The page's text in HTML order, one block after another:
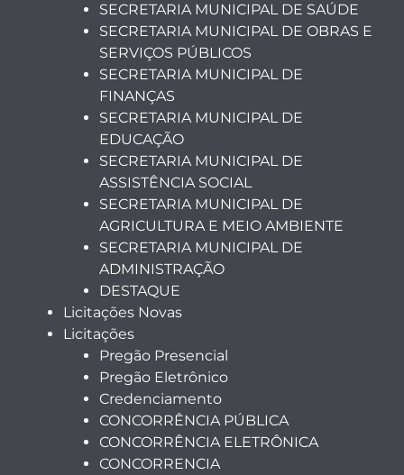
SECRETARIA MUNICIPAL DE SAÚDE
SECRETARIA MUNICIPAL DE OBRAS E
SERVIÇOS PÚBLICOS
SECRETARIA MUNICIPAL DE
FINANÇAS
SECRETARIA MUNICIPAL DE
EDUCAÇÃO
SECRETARIA MUNICIPAL DE
ASSISTÊNCIA SOCIAL
SECRETARIA MUNICIPAL DE
AGRICULTURA E MEIO AMBIENTE
SECRETARIA MUNICIPAL DE
ADMINISTRAÇÃO
DESTAQUE
Licitações Novas
Licitações
Pregão Presencial
Pregão Eletrônico
Credenciamento
CONCORRÊNCIA PÚBLICA
CONCORRÊNCIA ELETRÔNICA
CONCORRENCIA